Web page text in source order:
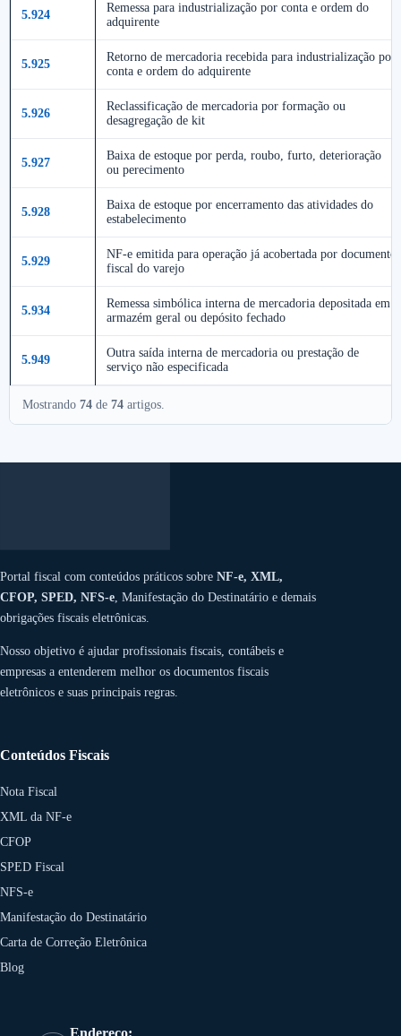
5.924
Remessa para industrialização por conta e ordem do
adquirente
5.925
Retorno de mercadoria recebida para industrialização por
conta e ordem do adquirente
5.926
Reclassificação de mercadoria por formação ou
desagregação de kit
5.927
Baixa de estoque por perda, roubo, furto, deterioração
ou perecimento
5.928
Baixa de estoque por encerramento das atividades do
estabelecimento
5.929
NF-e emitida para operação já acobertada por documento
fiscal do varejo
5.934
Remessa simbólica interna de mercadoria depositada em
armazém geral ou depósito fechado
5.949
Outra saída interna de mercadoria ou prestação de
serviço não especificada
Mostrando 74 de 74 artigos.
Portal fiscal com conteúdos práticos sobre NF-e, XML,
CFOP, SPED, NFS-e , Manifestação do Destinatário e demais
obrigações fiscais eletrônicas.
Nosso objetivo é ajudar profissionais fiscais, contábeis e
empresas a entenderem melhor os documentos fiscais
eletrônicos e suas principais regras.
Conteúdos Fiscais
Nota Fiscal
XML da NF-e
CFOP
SPED Fiscal
NFS-e
Manifestação do Destinatário
Carta de Correção Eletrônica
Blog
Endereço: